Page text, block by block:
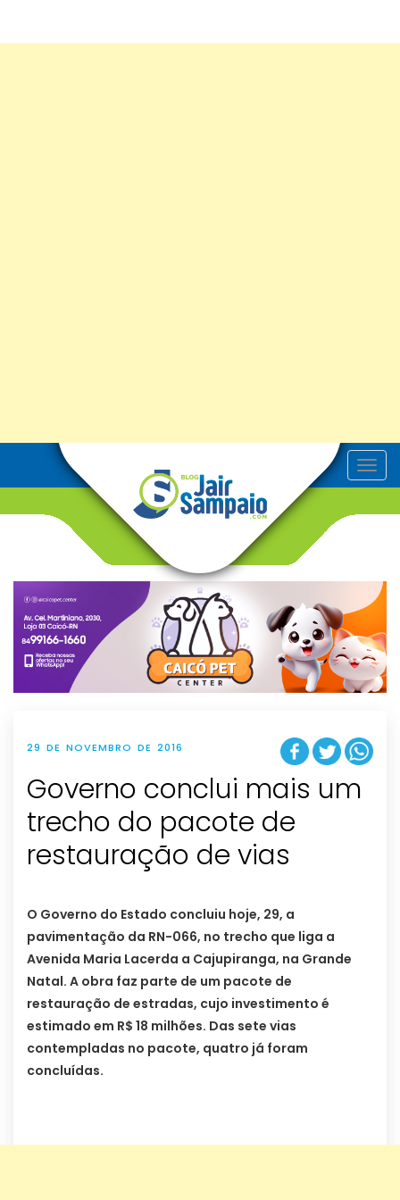
T
o
v
g
t
i
o
n
29 DE NOVEMBRO DE 2016
Governo conclui mais um
trecho do pacote de
restauração de vias
O Governo do Estado concluiu hoje, 29, a
pavimentação da RN-066, no trecho que liga a
Avenida Maria Lacerda a Cajupiranga, na Grande
Natal. A obra faz parte de um pacote de
restauração de estradas, cujo investimento é
estimado em R$ 18 milhões. Das sete vias
contempladas no pacote, quatro já foram
concluídas.